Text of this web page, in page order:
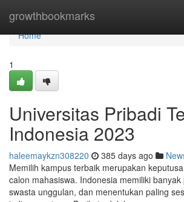
growthbookmarks
Home
Home
1
Universitas Pribadi
Indonesia 2023
haleemaykzn308220 385 days ago
Memilih kampus terbaik merupakan
calon mahasiswa. Indonesia memiliki
swasta unggulan, dan menentukan paling